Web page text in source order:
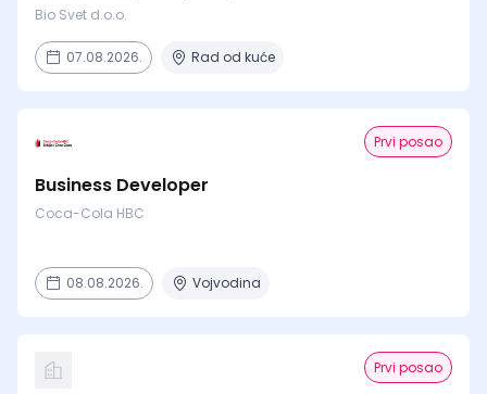
Bio Svet d.o.o.
07.08.2026. Rad od kuće
Prvi posao
Business Developer
Coca-Cola HBC
08.08.2026. Vojvodina
Prvi posao